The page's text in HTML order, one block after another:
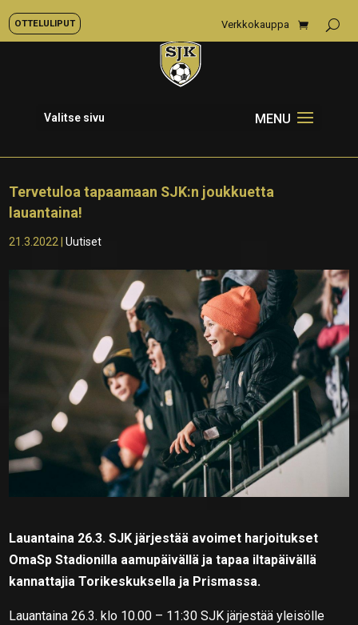
OTTELULIPUT Verkkokauppa
Valitse sivu
Tervetuloa tapaamaan SJK:n joukkuetta
lauantaina!
21.3.2022 |Uutiset
Lauantaina 26.3. SJK järjestää avoimet harjoitukset
OmaSp Stadionilla aamupäivällä ja tapaa iltapäivällä
kannattajia Torikeskuksella ja Prismassa.
Lauantaina 26.3. klo 10.00 – 11:30 SJK järjestää yleisölle